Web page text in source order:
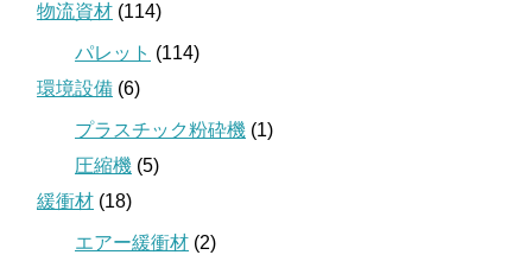
物流資材 (114)
パレット (114)
環境設備 (6)
プラスチック粉砕機 (1)
圧縮機 (5)
緩衝材 (18)
エアー緩衝材 (2)